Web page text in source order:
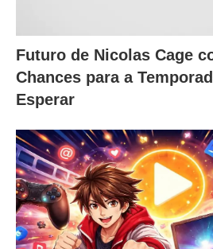
Futuro de Nicolas Cage
Chances para a
Esperar